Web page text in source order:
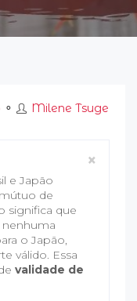
⚬
Milene Tsuge
×
e Japão
de
significa que
nenhuma
o Japão,
válido. Essa
validade de